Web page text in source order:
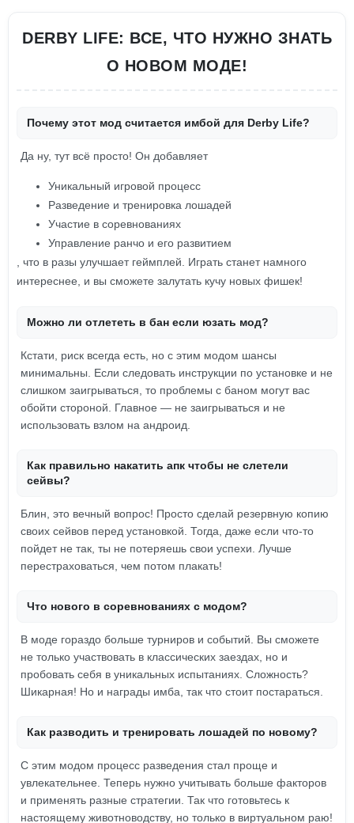
DERBY LIFE: ВСЕ, ЧТО НУЖНО ЗНАТЬ
О НОВОМ МОДЕ!
Почему этот мод считается имбой для Derby Life?
Да ну, тут всё просто! Он добавляет
Уникальный игровой процесс
Разведение и тренировка лошадей
Участие в соревнованиях
Управление ранчо и его развитием
, что в разы улучшает геймплей. Играть станет намного
интереснее, и вы сможете залутать кучу новых фишек!
Можно ли отлететь в бан если юзать мод?
Кстати, риск всегда есть, но с этим модом шансы
минимальны. Если следовать инструкции по установке и не
слишком заигрываться, то проблемы с баном могут вас
обойти стороной. Главное — не заигрываться и не
использовать взлом на андроид.
Как правильно накатить апк чтобы не слетели
сейвы?
Блин, это вечный вопрос! Просто сделай резервную копию
своих сейвов перед установкой. Тогда, даже если что-то
пойдет не так, ты не потеряешь свои успехи. Лучше
перестраховаться, чем потом плакать!
Что нового в соревнованиях с модом?
В моде гораздо больше турниров и событий. Вы сможете
не только участвовать в классических заездах, но и
пробовать себя в уникальных испытаниях. Сложность?
Шикарная! Но и награды имба, так что стоит постараться.
Как разводить и тренировать лошадей по новому?
С этим модом процесс разведения стал проще и
увлекательнее. Теперь нужно учитывать больше факторов
и применять разные стратегии. Так что готовьтесь к
настоящему животноводству, но только в виртуальном раю!